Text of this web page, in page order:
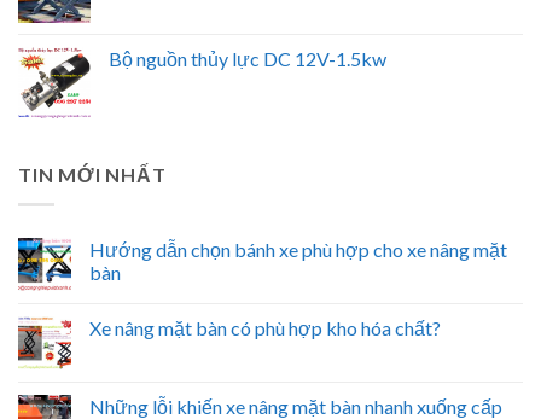
Bộ nguồn thủy lực DC 12V-1.5kw
TIN MỚI NHẤT
Hướng dẫn chọn bánh xe phù hợp cho xe nâng mặt
bàn
Xe nâng mặt bàn có phù hợp kho hóa chất?
Những lỗi khiến xe nâng mặt bàn nhanh xuống cấp